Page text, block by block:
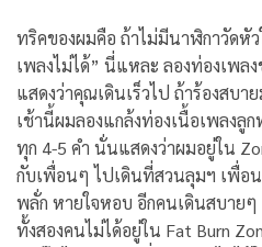
ทริคของผมคือ ถ้าไม่มีนาฬิกาวัดหั
เพลงไม่ได้” นี่แหละ ลองท่องเพล
แสดงว่าคุณเดินเร็วไป ถ้าร้องสบา
เช้านี้ผมลองแกล้งท่องเนื้อเพลงลู
ทุก 4-5 คำ นั่นแสดงว่าผมอยู่ใน
กับเพื่อนๆ ไปเดินที่สวนลุมฯ เพื่อ
พลั่ก หายใจหอบ อีกคนเดินสบาย
ทั้งสองคนไม่ได้อยู่ใน Fat Burn